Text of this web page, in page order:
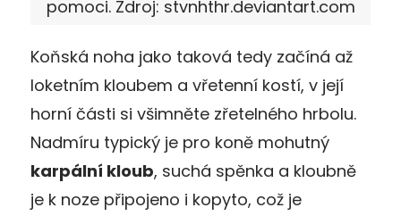
pomoci. Zdroj: stvnhthr.deviantart.com
Koňská noha jako taková tedy začíná až
loketním kloubem a vřetenní kostí, v její
horní části si všimněte zřetelného hrbolu.
Nadmíru typický je pro koně mohutný
karpální kloub, suchá spěnka a kloubně
je k noze připojeno i kopyto, což je